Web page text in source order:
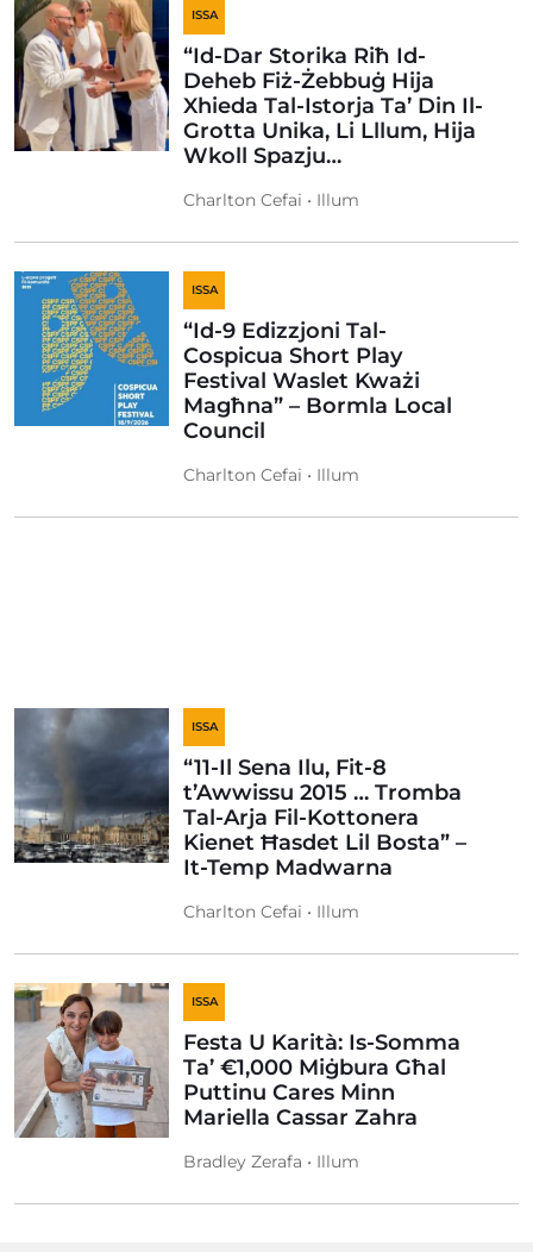
ISSA
“Id-Dar Storika Riħ Id-
Deheb Fiż-Żebbuġ Hija
Xhieda Tal-Istorja Ta’ Din Il-
Grotta Unika, Li Lllum, Hija
Wkoll Spazju…
Charlton Cefai • Illum
ISSA
“Id-9 Edizzjoni Tal-
Cospicua Short Play
Festival Waslet Kważi
Magħna” – Bormla Local
Council
Charlton Cefai • Illum
ISSA
“11-Il Sena Ilu, Fit-8
t’Awwissu 2015 … Tromba
Tal-Arja Fil-Kottonera
Kienet Ħasdet Lil Bosta” –
It-Temp Madwarna
Charlton Cefai • Illum
ISSA
Festa U Karità: Is-Somma
Ta’ €1,000 Miġbura Għal
Puttinu Cares Minn
Mariella Cassar Zahra
Bradley Zerafa • Illum